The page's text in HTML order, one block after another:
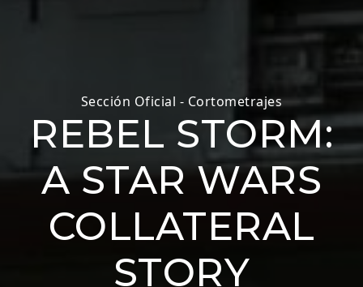
Sección Oficial - Cortometrajes
REBEL STORM:
A STAR WARS
COLLATERAL
STORY